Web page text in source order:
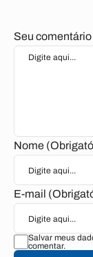
Seu
Nome
E-mail
Salvar meus
comentar.